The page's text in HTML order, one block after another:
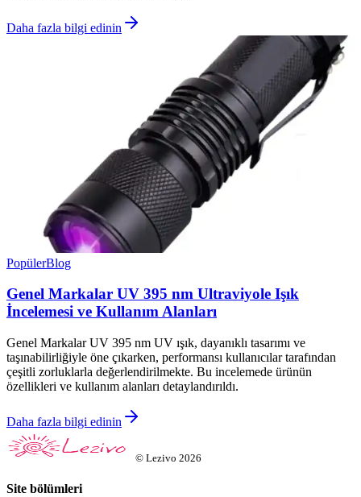
Daha fazla bilgi edinin
PopülerBlog
Genel Markalar UV 395 nm Ultraviyole Işık
İncelemesi ve Kullanım Alanları
Genel Markalar UV 395 nm UV ışık, dayanıklı tasarımı ve
taşınabilirliğiyle öne çıkarken, performansı kullanıcılar tarafından
çeşitli zorluklarla değerlendirilmekte. Bu incelemede ürünün
özellikleri ve kullanım alanları detaylandırıldı.
Daha fazla bilgi edinin
© Lezivo 2026
Site bölümleri